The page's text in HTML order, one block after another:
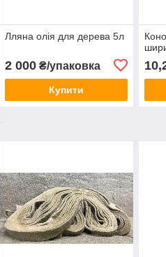
Лляна олія для дерева 5л
2 000₴/упаковка
Купити